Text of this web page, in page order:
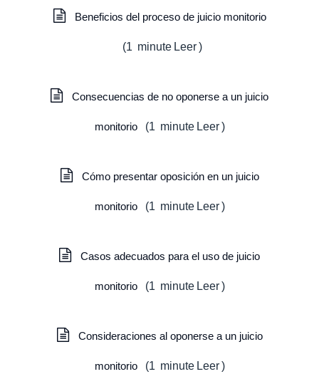
Beneficios del proceso de juicio monitorio
(1 minute Leer )
Consecuencias de no oponerse a un juicio
monitorio (1 minute Leer )
Cómo presentar oposición en un juicio
monitorio (1 minute Leer )
Casos adecuados para el uso de juicio
monitorio (1 minute Leer )
Consideraciones al oponerse a un juicio
monitorio (1 minute Leer )